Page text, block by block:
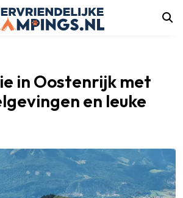
in Oostenrijk met
en leuke